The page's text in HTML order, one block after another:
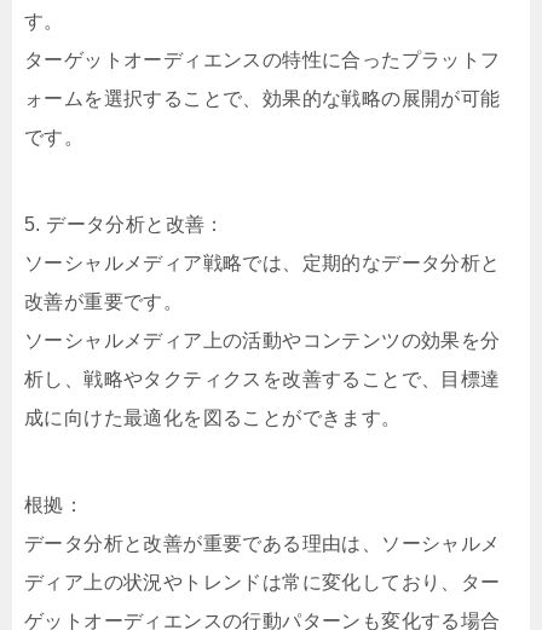
す。
ターゲットオーディエンスの特性に合ったプラットフ
ォームを選択することで、効果的な戦略の展開が可能
です。
5. データ分析と改善：
ソーシャルメディア戦略では、定期的なデータ分析と
改善が重要です。
ソーシャルメディア上の活動やコンテンツの効果を分
析し、戦略やタクティクスを改善することで、目標達
成に向けた最適化を図ることができます。
根拠：
データ分析と改善が重要である理由は、ソーシャルメ
ディア上の状況やトレンドは常に変化しており、ター
ゲットオーディエンスの行動パターンも変化する場合